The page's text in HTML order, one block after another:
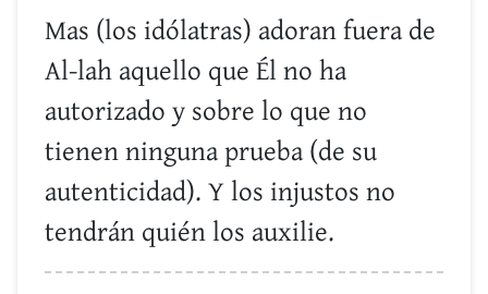
Mas (los idólatras) adoran fuera de
Al-lah aquello que Él no ha
autorizado y sobre lo que no
tienen ninguna prueba (de su
autenticidad). Y los injustos no
tendrán quién los auxilie.